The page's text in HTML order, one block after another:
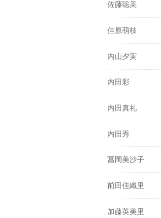
佐藤聡美
佳原萌枝
内山夕実
内田彩
内田真礼
内田秀
冨岡美沙子
前田佳織里
加藤英美里